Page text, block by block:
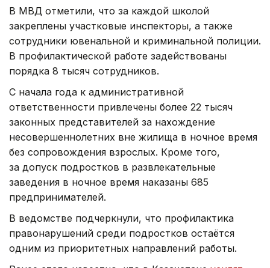
В МВД отметили, что за каждой школой
закреплены участковые инспекторы, а также
сотрудники ювенальной и криминальной полиции.
В профилактической работе задействованы
порядка 8 тысяч сотрудников.
С начала года к административной
ответственности привлечены более 22 тысяч
законных представителей за нахождение
несовершеннолетних вне жилища в ночное время
без сопровождения взрослых. Кроме того,
за допуск подростков в развлекательные
заведения в ночное время наказаны 685
предпринимателей.
В ведомстве подчеркнули, что профилактика
правонарушений среди подростков остаётся
одним из приоритетных направлений работы.